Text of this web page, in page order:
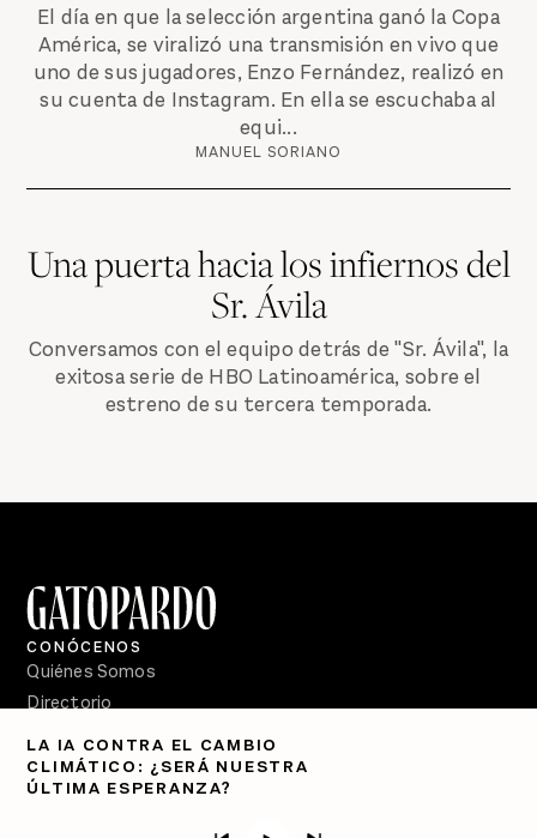
El día en que la selección argentina ganó la Copa
América, se viralizó una transmisión en vivo que
uno de sus jugadores, Enzo Fernández, realizó en
su cuenta de Instagram. En ella se escuchaba al
equi...
MANUEL SORIANO
Una puerta hacia los infiernos del
Sr. Ávila
Conversamos con el equipo detrás de "Sr. Ávila", la
exitosa serie de HBO Latinoamérica, sobre el
estreno de su tercera temporada.
LA IA CONTRA EL CAMBIO
CLIMÁTICO: ¿SERÁ NUESTRA
ÚLTIMA ESPERANZA?
CONÓCENOS
Quiénes Somos
Directorio
PÓDCASTS
Semanario Gatopardo